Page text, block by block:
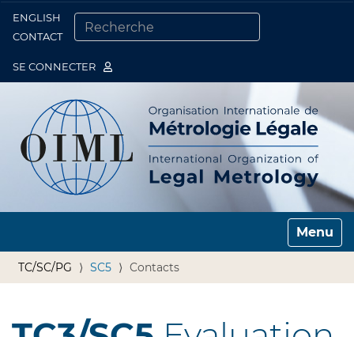
ENGLISH
CONTACT
SE CONNECTER
Toggle
TC/SC/PG SC5 Contacts